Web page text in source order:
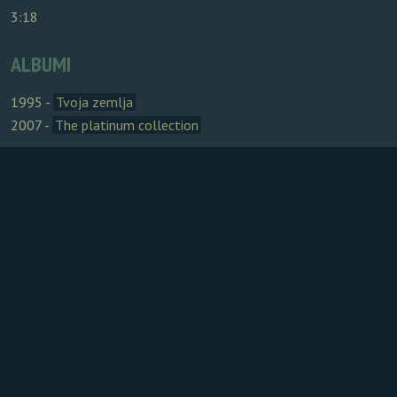
3:18
ALBUMI
1995 - Tvoja zemlja
2007 - The platinum collection